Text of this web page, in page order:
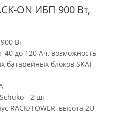
ON ИБП 900 Вт,
Вт
до 120 Ач, возможность
блоков SKAT
- 2 шт
RACK/TOWER, высота 2U,